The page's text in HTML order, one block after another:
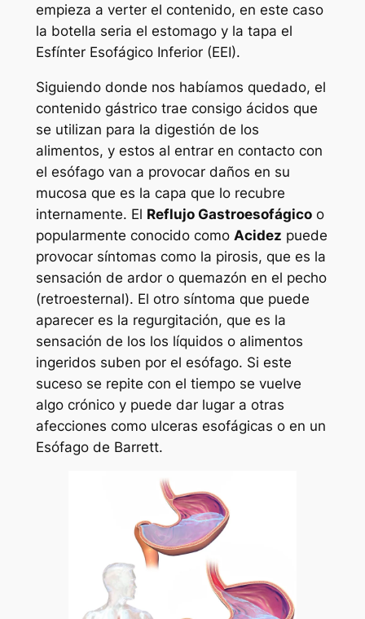
empieza a verter el contenido, en este caso
la botella seria el estomago y la tapa el
Esfínter Esofágico Inferior (EEI).
Siguiendo donde nos habíamos quedado, el
contenido gástrico trae consigo ácidos que
se utilizan para la digestión de los
alimentos, y estos al entrar en contacto con
el esófago van a provocar daños en su
mucosa que es la capa que lo recubre
internamente. El Reflujo Gastroesofágicoo
popularmente conocido como Acidez puede
provocar síntomas como la pirosis, que es la
sensación de ardor o quemazón en el pecho
(retroesternal). El otro síntoma que puede
aparecer es la regurgitación, que es la
sensación de los los líquidos o alimentos
ingeridos suben por el esófago. Si este
suceso se repite con el tiempo se vuelve
algo crónico y puede dar lugar a otras
afecciones como ulceras esofágicas o en un
Esófago de Barrett.